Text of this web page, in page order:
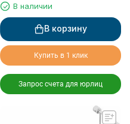
В наличии
В корзину
Купить в 1 клик
Запрос счета для юрлиц